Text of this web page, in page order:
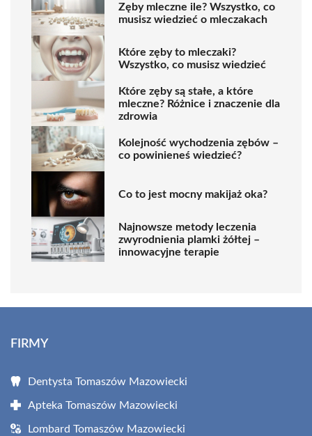
Zęby mleczne ile? Wszystko, co
musisz wiedzieć o mleczakach
Które zęby to mleczaki?
Wszystko, co musisz wiedzieć
Które zęby są stałe, a które
mleczne? Różnice i znaczenie dla
zdrowia
Kolejność wychodzenia zębów –
co powinieneś wiedzieć?
Co to jest mocny makijaż oka?
Najnowsze metody leczenia
zwyrodnienia plamki żółtej –
innowacyjne terapie
FIRMY
Dentysta Tomaszów Mazowiecki
Apteka Tomaszów Mazowiecki
Lombard Tomaszów Mazowiecki